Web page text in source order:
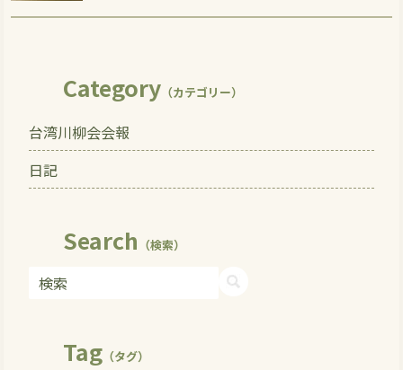
Category （カテゴリー）
台湾川柳会会報
日記
Search （検索）
Tag（タグ）